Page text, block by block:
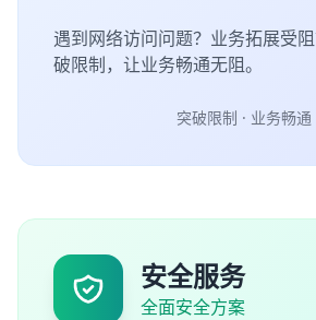
遇到网络访问问题？业务拓展受
破限制，让业务畅通无阻。
突破限制 · 业务畅通
安全服务
全面安全方案